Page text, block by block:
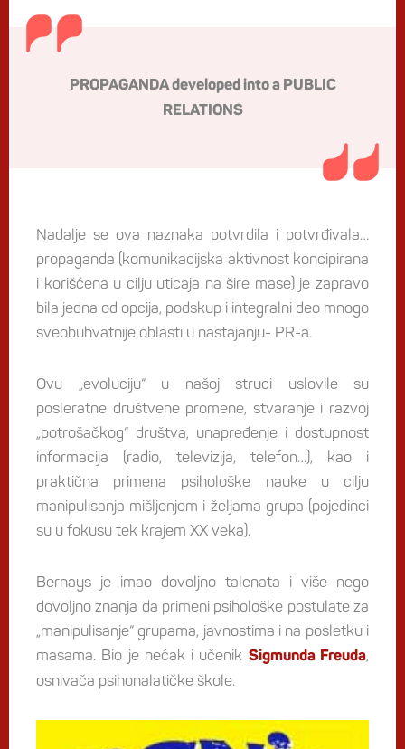
PROPAGANDA developed into a PUBLIC
RELATIONS
Nadalje se ova naznaka potvrdila i potvrđivala…
propaganda (komunikacijska aktivnost koncipirana
i korišćena u cilju uticaja na šire mase) je zapravo
bila jedna od opcija, podskup i integralni deo mnogo
sveobuhvatnije oblasti u nastajanju- PR-a.
Ovu „evoluciju“ u našoj struci uslovile su
posleratne društvene promene, stvaranje i razvoj
„potrošačkog“ društva, unapređenje i dostupnost
informacija (radio, televizija, telefon…), kao i
praktična primena psihološke nauke u cilju
manipulisanja mišljenjem i željama grupa (pojedinci
su u fokusu tek krajem XX veka).
Bernays je imao dovoljno talenata i više nego
dovoljno znanja da primeni psihološke postulate za
„manipulisanje“ grupama, javnostima i na posletku i
masama. Bio je nećak i učenik Sigmunda Freuda,
osnivača psihonalatičke škole.